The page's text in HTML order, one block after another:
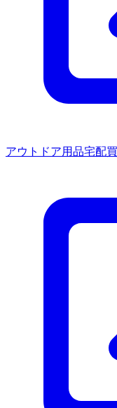
アウトドア用品宅配